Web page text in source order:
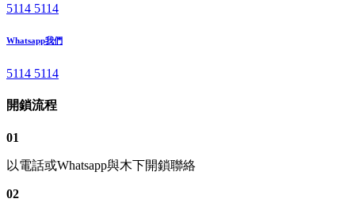
5114 5114
Whatsapp我們
5114 5114
開鎖流程
01
以電話或Whatsapp與木下開鎖聯絡
02